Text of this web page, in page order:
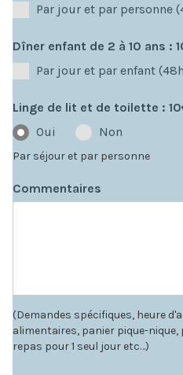
Par jour et par personne
Dîner enfant de 2 à 10 ans :
Par jour et par enfant
Linge de lit et de toilette :
Oui
Non
Par séjour et par personne
Commentaires
(Demandes spécifiques, heure
alimentaires, panier pique-
repas pour 1 seul jour etc…)